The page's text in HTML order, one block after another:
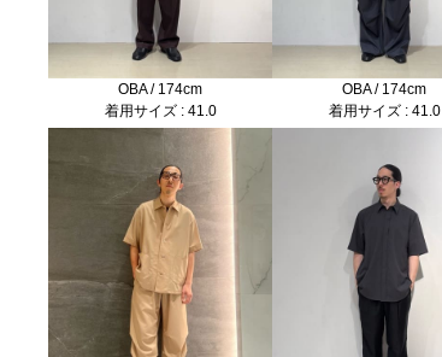
OBA / 174cm
着用サイズ : 41.0
OBA / 174cm
着用サイズ : 41.0